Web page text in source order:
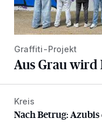
Graffiti-Projekt
Aus Grau wird
Nach Betrug:
Kreis
Nach Betrug: